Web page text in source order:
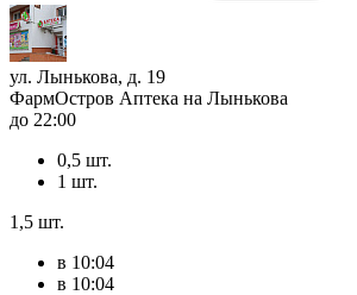
ул. Лынькова, д. 19
ФармОстров Аптека на Лынькова
до 22:00
0,5 шт.
1 шт.
1,5 шт.
в 10:04
в 10:04